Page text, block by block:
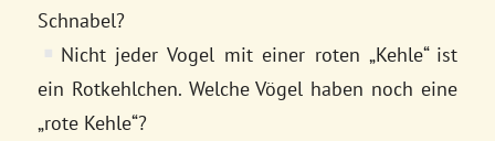
Schnabel?
Nicht jeder Vogel mit einer roten „Kehle“ ist
ein Rotkehlchen. Welche Vögel haben noch eine
„rote Kehle“?